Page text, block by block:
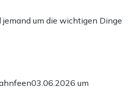
jemand um die wichtigen Dinge
03.06.2026 um